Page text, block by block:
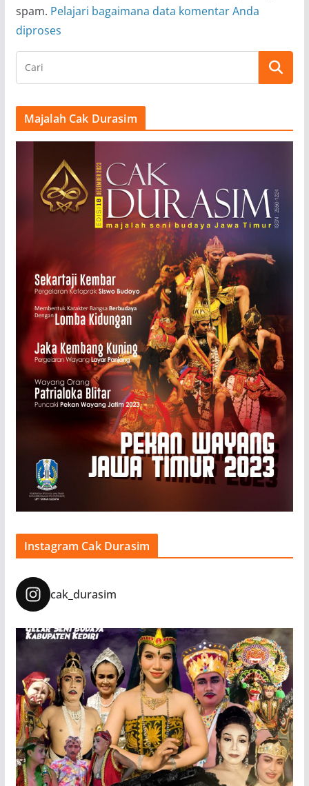
spam. Pelajari bagaimana data komentar Anda
diproses
Majalah Cak Durasim
Instagram Cak Durasim
cak_durasim